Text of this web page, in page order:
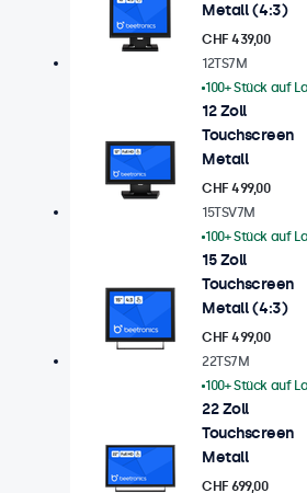
Metall (4:3)
CHF 439,00
12 Zoll
Touchscreen
Metall
12TS7M
100+ Stück auf
CHF 499,00
15 Zoll
Touchscreen
Metall (4:3)
15TSV7M
100+ Stück auf
CHF 499,00
22 Zoll
Touchscreen
Metall
22TS7M
100+ Stück auf
CHF 699,00